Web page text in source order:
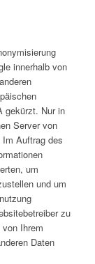
innerhalb von
gekürzt. Nur in
Server von
Auftrag des
um
und um
zu
Ihrem
Daten